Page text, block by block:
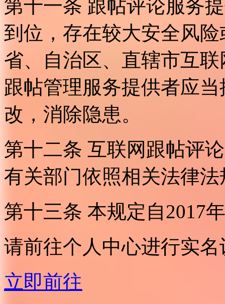
第十一条 跟帖评论服务
到位，存在较大安全风
省、自治区、直辖市互
跟帖管理服务提供者应
改，消除隐患。
第十二条 互联网跟帖评
有关部门依照相关法律
第十三条 本规定自2017
请前往个人中心进行实名
立即前往